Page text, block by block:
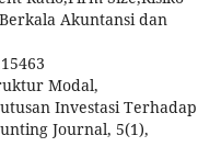
Akuntansi dan
Modal,
Investasi Terhadap
Journal, 5(1),